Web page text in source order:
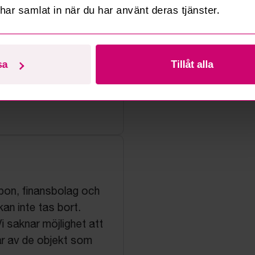
samlat in när du har använt deras tjänster.
Tillåt alla
finansbolag och
inte tas bort.
saknar möjlighet att
av de objekt som